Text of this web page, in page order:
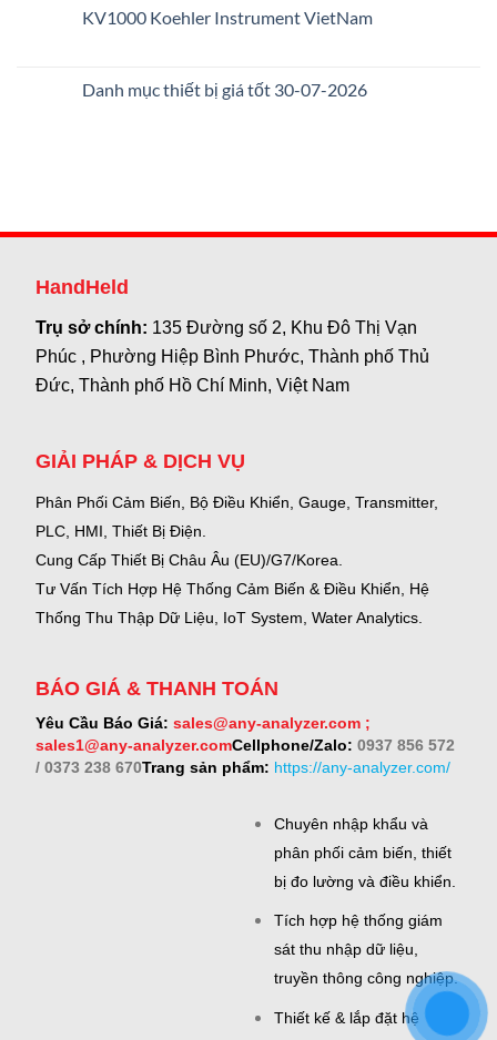
KV1000 Koehler Instrument VietNam
Danh mục thiết bị giá tốt 30-07-2026
HandHeld
Trụ sở chính: 135 Đường số 2, Khu Đô Thị Vạn
Phúc , Phường Hiệp Bình Phước, Thành phố Thủ
Đức, Thành phố Hồ Chí Minh, Việt Nam
GIẢI PHÁP & DỊCH VỤ
Phân Phối Cảm Biến, Bộ Điều Khiển, Gauge, Transmitter,
PLC, HMI, Thiết Bị Điện.
Cung Cấp Thiết Bị Châu Âu (EU)/G7/Korea.
Tư Vấn Tích Hợp Hệ Thống Cảm Biến & Điều Khiển, Hệ
Thống Thu Thập Dữ Liệu, IoT System, Water Analytics.
BÁO GIÁ & THANH TOÁN
Yêu Cầu Báo Giá: sales@any-analyzer.com ;
sales1@any-analyzer.comCellphone/Zalo: 0937 856 572
/ 0373 238 670Trang sản phẩm: https://any-analyzer.com/
Chuyên nhập khẩu và
phân phối cảm biến, thiết
bị đo lường và điều khiển.
Tích hợp hệ thống giám
sát thu nhập dữ liệu,
truyền thông công nghiệp.
Thiết kế & lắp đặt hệ